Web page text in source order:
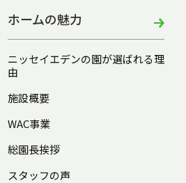
ホームの魅力
ニッセイエデンの園が選ばれる理
由
施設概要
WAC事業
総園長挨拶
スタッフの声